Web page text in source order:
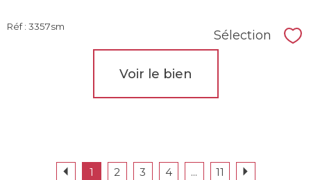
Réf : 3357sm
Sélection
Voir le bien
1 2 3 4 ... 11